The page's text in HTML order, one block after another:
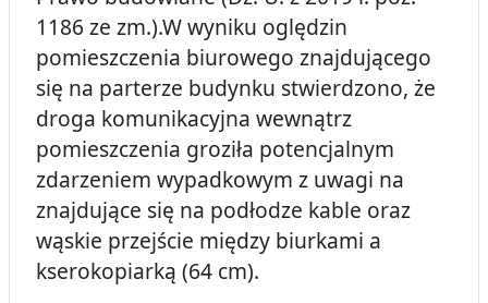
1186 ze zm.).W wyniku oględzin
pomieszczenia biurowego znajdującego
się na parterze budynku stwierdzono, że
droga komunikacyjna wewnątrz
pomieszczenia groziła potencjalnym
zdarzeniem wypadkowym z uwagi na
znajdujące się na podłodze kable oraz
wąskie przejście między biurkami a
kserokopiarką (64 cm).